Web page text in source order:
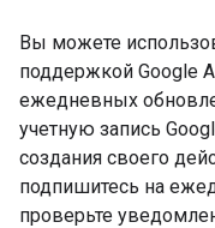
Вы можете
поддержкой Google
ежедневных
учетную запись
создания своего
подпишитесь на
проверьте